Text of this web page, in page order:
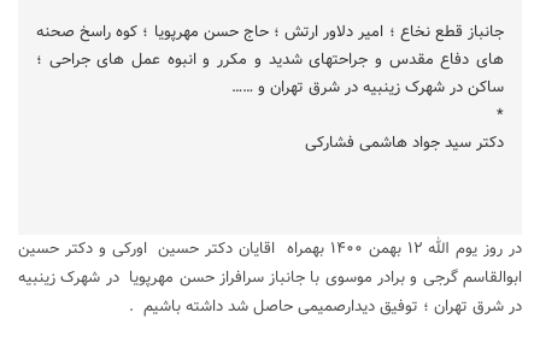
جانباز قطع نخاع ؛ امیر دلاور ارتش ؛ حاج حسن مهرپویا ؛ کوه راسخ صحنه
های دفاع مقدس و جراحتهای شدید و مکرر و انبوه عمل های جراحی ؛
ساکن در شهرک زینبیه در شرق تهران و ……
*
دکتر سید جواد هاشمی فشارکی
در روز یوم الله ۱۲ بهمن ۱۴۰۰ بهمراه اقایان دکتر حسین اورکی و دکتر حسین
ابوالقاسم گرجی و برادر موسوی با جانباز سرافراز حسن مهرپویا در شهرک زینبیه
در شرق تهران ؛ توفیق دیدارصمیمی حاصل شد داشته باشیم .